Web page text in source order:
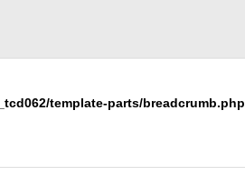
template-parts/breadcrumb.php